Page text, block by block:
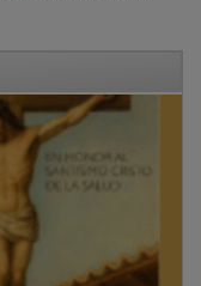
de la música
y el Cerro de
el 11 de agosto
la guitarra,
mundial que
concierto entre
asistentes
la bodega
se vivirá un